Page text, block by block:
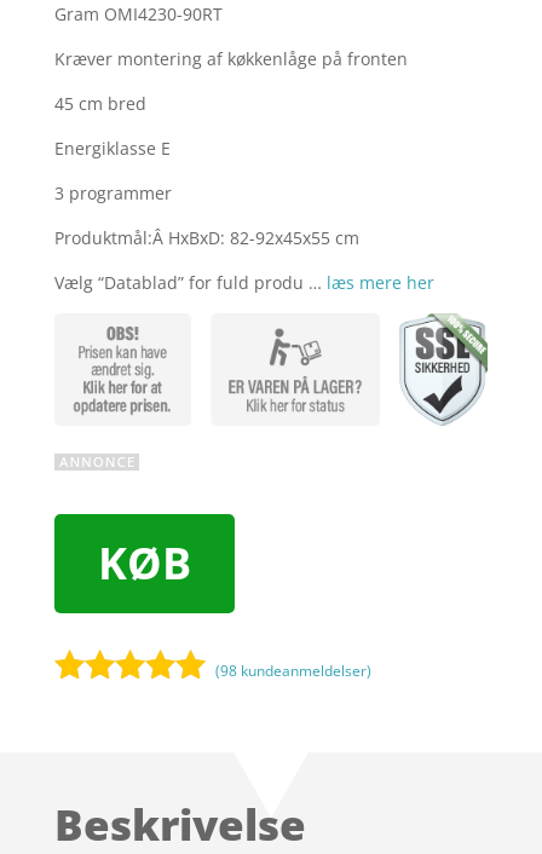
Gram OMI4230-90RT
Kræver montering af køkkenlåge på fronten
45 cm bred
Energiklasse E
3 programmer
Produktmål:Â HxBxD: 82-92x45x55 cm
Vælg “Datablad” for fuld produ … læs mere her
KØB
kundebedøm
(98 kundeanmeldelser)
Beskrivelse